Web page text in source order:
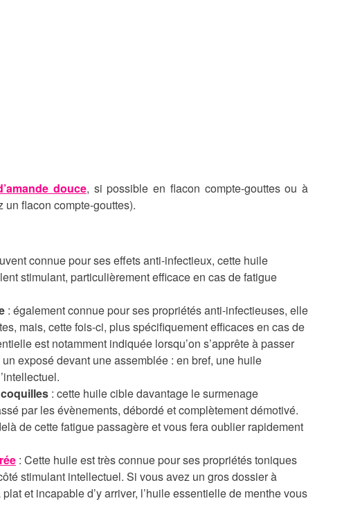
douce, si possible en flacon compte-gouttes ou à
un flacon compte-gouttes).
connue pour ses effets anti-infectieux, cette huile
stimulant, particulièrement efficace en cas de fatigue
: également connue pour ses propriétés anti-infectieuses, elle
mais, cette fois-ci, plus spécifiquement efficaces en cas de
est notamment indiquée lorsqu’on s’apprête à passer
exposé devant une assemblée : en bref, une huile
: cette huile cible davantage le surmenage
par les évènements, débordé et complètement démotivé.
de cette fatigue passagère et vous fera oublier rapidement
: Cette huile est très connue pour ses propriétés toniques
stimulant intellectuel. Si vous avez un gros dossier à
et incapable d’y arriver, l’huile essentielle de menthe vous